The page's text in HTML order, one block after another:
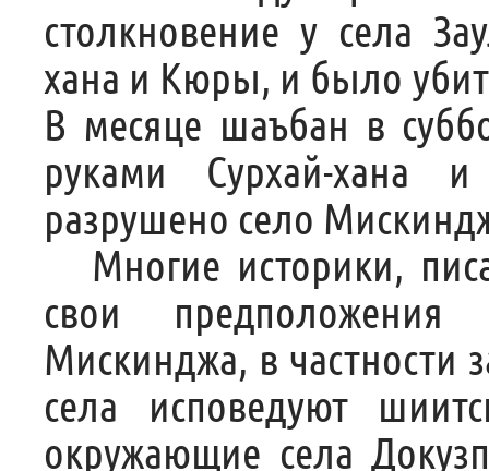
столкновение у села
хана и Кюры, и было
В месяце шаъбан в
руками Сурхай-хана
разрушено село
Многие историки,
свои
Мискинджа, в частности
села исповедуют
окружающие села